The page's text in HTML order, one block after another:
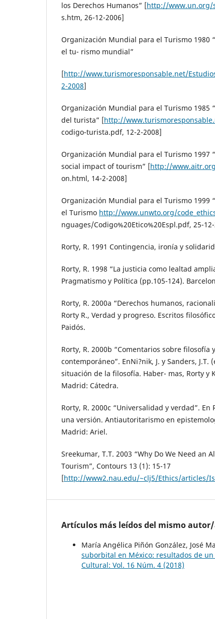
los Derechos Humanos” [http://
s.htm, 26-12-2006]
Organización Mundial para el Turismo 1980
el tu- rismo mundial”
[http://www.turismoresponsable.net/
2-2008]
Organización Mundial para el Turismo 1985
del turista” [http://
codigo-turista.pdf, 12-2-2008]
Organización Mundial para el Turismo 1997
social impact of tourism” [http://
on.html, 14-2-2008]
Organización Mundial para el Turismo 1999
el Turismo http://www.unwto.org/
nguages/Codigo%20Etico%20Espl.pdf, 25-
Rorty, R. 1991 Contingencia, ironía y
Rorty, R. 1998 “La justicia como lealtad
Pragmatismo y Política (pp.105-124).
Rorty, R. 2000a “Derechos humanos,
Rorty R., Verdad y progreso. Escritos
Paidós.
Rorty, R. 2000b “Comentarios sobre
contemporáneo”. EnNi?nik, J. y Sanders, J.T.
situación de la filosofía. Haber- mas, Rorty y
Madrid: Cátedra.
Rorty, R. 2000c “Universalidad y verdad”. En
una versión. Antiautoritarismo en
Madrid: Ariel.
Sreekumar, T.T. 2003 “Why Do We Need an
Tourism”, Contours 13 (1): 15-17
[http://www2.nau.edu/~clj5/Ethics/articles/
Artículos más leídos del mismo
María Angélica Piñón González, José
suborbital en México: resultados de
Cultural: Vol. 16 Núm. 4 (2018)